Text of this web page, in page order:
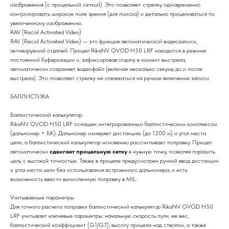
изображения (с прицельной сеткой). Это позволяет стрелку одновременно
контролировать широкое поле зрения (для поиска) и детально прицеливаться по
увеличенному изображению.
RAV (Recoil Activated Video)
RAV (Recoil Activated Video) — это функция автоматической видеозаписи,
активируемой отдачей. Прицел RikaNV OVOD H50 LRF находится в режиме
постоянной буферизации и, зафиксировав отдачу в момент выстрела,
автоматически сохраняет видеофайл (включая несколько секунд до и после
выстрела). Это позволяет стрелку не отвлекаться на ручное включение записи.
БАЛЛИСТИКА
Баллистический калькулятор
RikaNV OVOD H50 LRF оснащен интегрированным баллистическим комплексом
(дальномер + БК). Дальномер измеряет дистанцию (до 1200 м) и угол места
цели, а баллистический калькулятор мгновенно рассчитывает поправку. Прицел
автоматически сдвигает прицельную сетку в нужную точку, позволяя поразить
цель с высокой точностью. Также в прицеле предусмотрен ручной ввод дистанции
и угла места цели без использования встроенного дальномера, и есть
возможность ввести вычисленную поправку в MIL.
Учитываемые параметры
Для точного расчета поправки баллистический калькулятор RikaNV OVOD H50
LRF учитывает ключевые параметры: начальную скорость пули, ее вес,
баллистический коэффициент (G1/G7), высоту прицела над стволом, а также